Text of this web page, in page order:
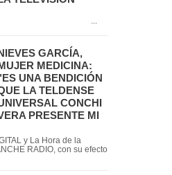
GARCÍA,
MEDICINA:
UNA BENDICIÓN
LA TELDENSE
CONCHI
PRESENTE MI
y La Hora de la
RADIO, con su efecto